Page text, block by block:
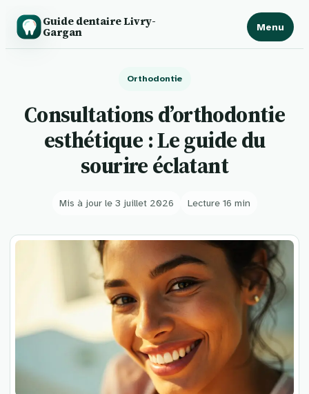
Guide dentaire Livry-
Gargan Menu
Orthodontie
Consultations d’orthodontie
esthétique : Le guide du
sourire éclatant
Mis à jour le 3 juillet 2026 Lecture 16 min